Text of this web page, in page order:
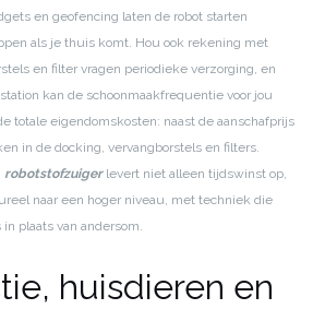
en geofencing laten de robot starten
als je thuis komt. Hou ook rekening met
en filter vragen periodieke verzorging, en
kan de schoonmaakfrequentie voor jou
totale eigendomskosten: naast de aanschafprijs
in de docking, vervangborstels en filters.
robotstofzuigerlevert niet alleen tijdswinst op,
naar een hoger niveau, met techniek die
plaats van andersom.
huisdieren en